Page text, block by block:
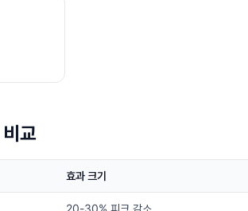
교
효과 크기
20-30% 피크 감소